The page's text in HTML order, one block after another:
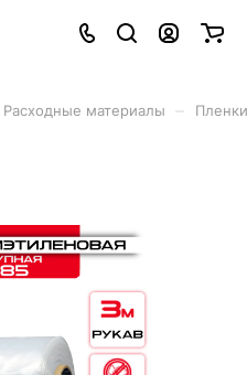
Расходные материалы Пленки